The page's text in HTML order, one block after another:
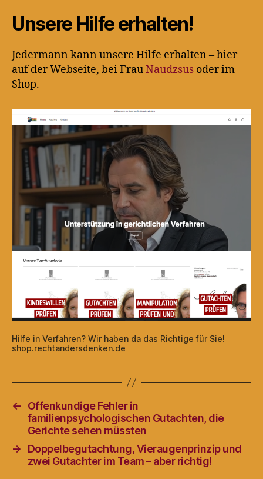
Unsere Hilfe erhalten!
Jedermann kann unsere Hilfe erhalten – hier
auf der Webseite, bei FrauNaudzsus oder im
Shop.
Hilfe in Verfahren? Wir haben da das Richtige für Sie!
shop.rechtandersdenken.de
←
Offenkundige Fehler in
familienpsychologischen Gutachten, die
Gerichte sehen müssten
→
Doppelbegutachtung, Vieraugenprinzip und
zwei Gutachter im Team – aber richtig!